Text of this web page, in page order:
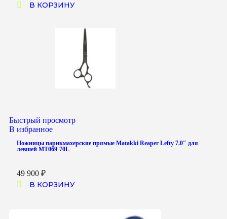
В КОРЗИНУ
Быстрый просмотр
В избранное
Ножницы парикмахерские прямые Matakki Reaper Lefty 7.0″ для
левшей MT069-70L
49 900 ₽
В КОРЗИНУ